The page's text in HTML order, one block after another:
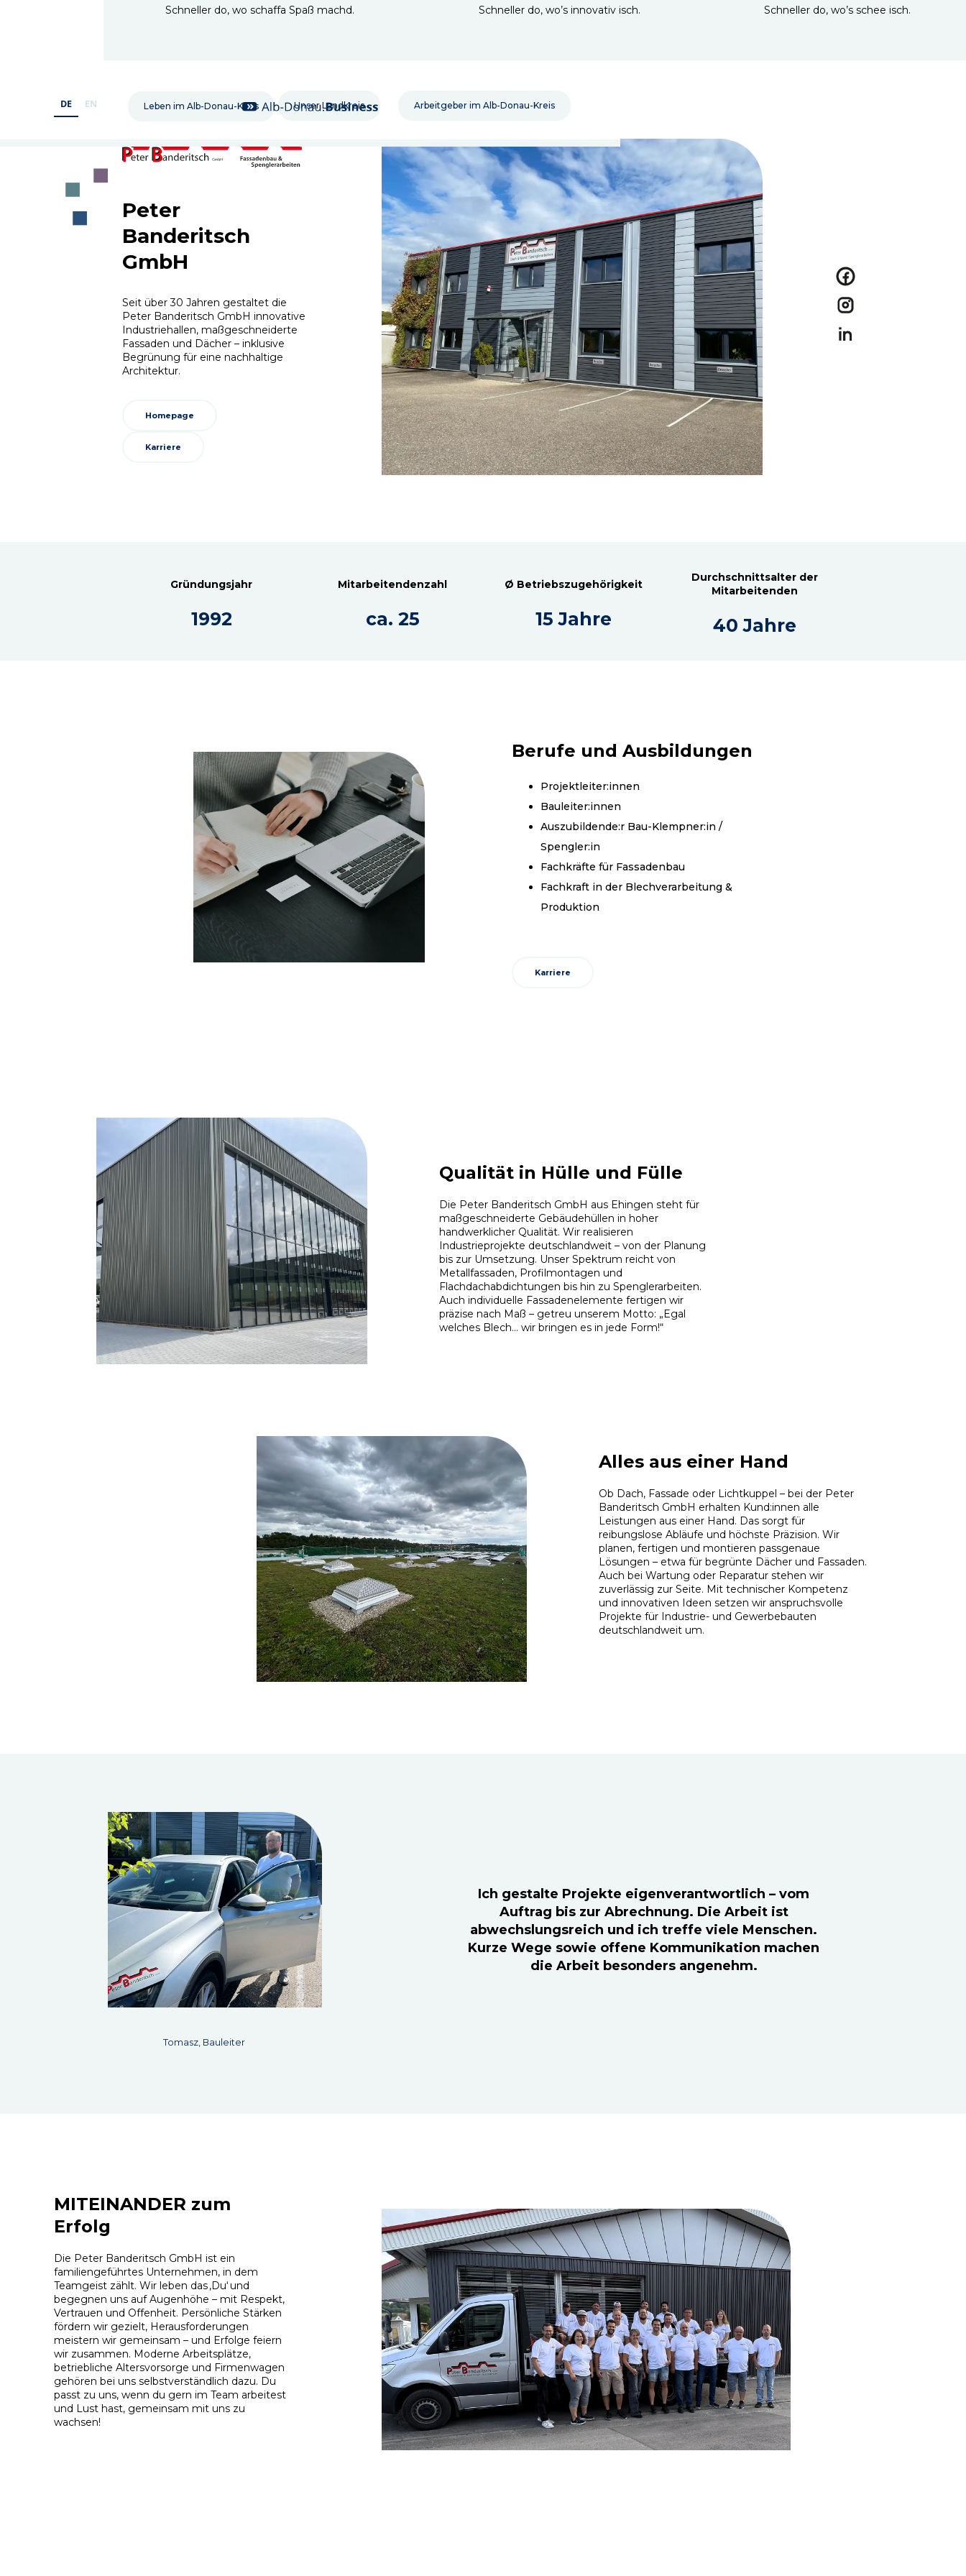
DE EN Leben im Alb-Donau-Kreis
Schneller do, wo schaffa Spaß machd. Schneller do, wo’s innovativ isch. Schneller do, wo’s schee isch.
Unser Landkreis Arbeitgeber im Alb-Donau-Kreis
Peter
Banderitsch
GmbH
Seit über 30 Jahren gestaltet die
Peter Banderitsch GmbH innovative
Industriehallen, maßgeschneiderte
Fassaden und Dächer – inklusive
Begrünung für eine nachhaltige
Architektur.
Homepage
Karriere
Gründungsjahr
1992
Mitarbeitendenzahl
ca. 25
Ø Betriebszugehörigkeit
15 Jahre
Durchschnittsalter der
Mitarbeitenden
40 Jahre
Berufe und Ausbildungen
Projektleiter:innen
Bauleiter:innen
Auszubildende:r Bau-Klempner:in /
Spengler:in
Fachkräfte für Fassadenbau
Fachkraft in der Blechverarbeitung &
Produktion
Karriere
Qualität in Hülle und Fülle
Die Peter Banderitsch GmbH aus Ehingen steht für
maßgeschneiderte Gebäudehüllen in hoher
handwerklicher Qualität. Wir realisieren
Industrieprojekte deutschlandweit – von der Planung
bis zur Umsetzung. Unser Spektrum reicht von
Metallfassaden, Profilmontagen und
Flachdachabdichtungen bis hin zu Spenglerarbeiten.
Auch individuelle Fassadenelemente fertigen wir
präzise nach Maß – getreu unserem Motto: „Egal
welches Blech… wir bringen es in jede Form!“
Alles aus einer Hand
Ob Dach, Fassade oder Lichtkuppel – bei der Peter
Banderitsch GmbH erhalten Kund:innen alle
Leistungen aus einer Hand. Das sorgt für
reibungslose Abläufe und höchste Präzision. Wir
planen, fertigen und montieren passgenaue
Lösungen – etwa für begrünte Dächer und Fassaden.
Auch bei Wartung oder Reparatur stehen wir
zuverlässig zur Seite. Mit technischer Kompetenz
und innovativen Ideen setzen wir anspruchsvolle
Projekte für Industrie- und Gewerbebauten
deutschlandweit um.
Tomasz, Bauleiter
Ich gestalte Projekte eigenverantwortlich – vom
Auftrag bis zur Abrechnung. Die Arbeit ist
abwechslungsreich und ich treffe viele Menschen.
Kurze Wege sowie offene Kommunikation machen
die Arbeit besonders angenehm.
MITEINANDER zum
Erfolg
Die Peter Banderitsch GmbH ist ein
familiengeführtes Unternehmen, in dem
Teamgeist zählt. Wir leben das ‚Du‘ und
begegnen uns auf Augenhöhe – mit Respekt,
Vertrauen und Offenheit. Persönliche Stärken
fördern wir gezielt, Herausforderungen
meistern wir gemeinsam – und Erfolge feiern
wir zusammen. Moderne Arbeitsplätze,
betriebliche Altersvorsorge und Firmenwagen
gehören bei uns selbstverständlich dazu. Du
passt zu uns, wenn du gern im Team arbeitest
und Lust hast, gemeinsam mit uns zu
wachsen!